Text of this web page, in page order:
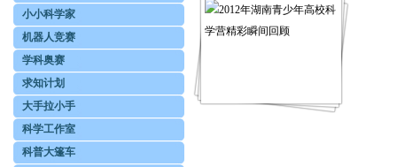
小小科学家
机器人竞赛
学科奥赛
求知计划
大手拉小手
科学工作室
科普大篷车